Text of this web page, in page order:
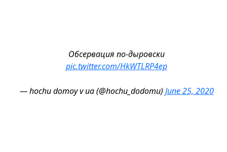
Обсервация по-дыровски
pic.twitter.com/HkWTLRP4ep
— hochu domoy v ua (@hochu_dodomu) June 25, 2020